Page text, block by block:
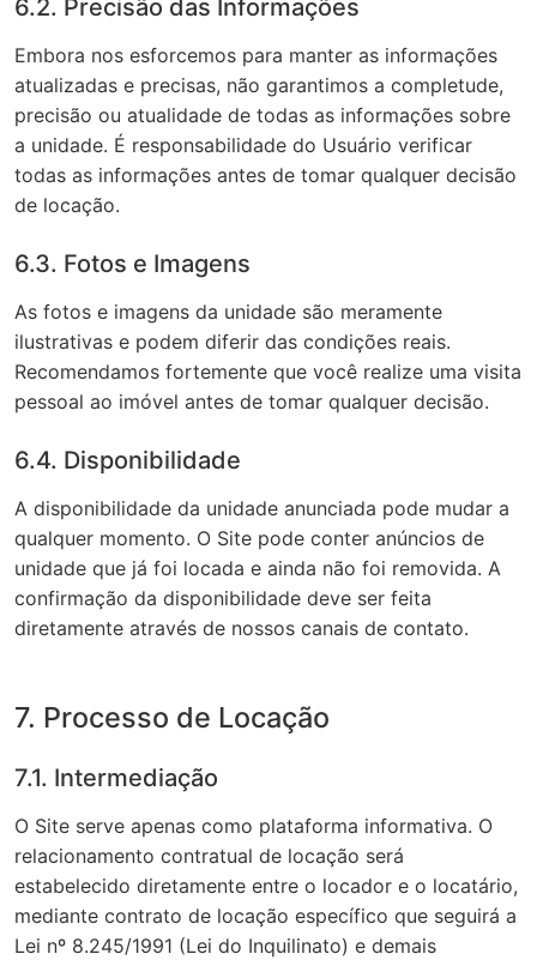
6.2. Precisão das Informações
Embora nos esforcemos para manter as informações
atualizadas e precisas, não garantimos a completude,
precisão ou atualidade de todas as informações sobre
a unidade. É responsabilidade do Usuário verificar
todas as informações antes de tomar qualquer decisão
de locação.
6.3. Fotos e Imagens
As fotos e imagens da unidade são meramente
ilustrativas e podem diferir das condições reais.
Recomendamos fortemente que você realize uma visita
pessoal ao imóvel antes de tomar qualquer decisão.
6.4. Disponibilidade
A disponibilidade da unidade anunciada pode mudar a
qualquer momento. O Site pode conter anúncios de
unidade que já foi locada e ainda não foi removida. A
confirmação da disponibilidade deve ser feita
diretamente através de nossos canais de contato.
7. Processo de Locação
7.1. Intermediação
O Site serve apenas como plataforma informativa. O
relacionamento contratual de locação será
estabelecido diretamente entre o locador e o locatário,
mediante contrato de locação específico que seguirá a
Lei nº 8.245/1991 (Lei do Inquilinato) e demais